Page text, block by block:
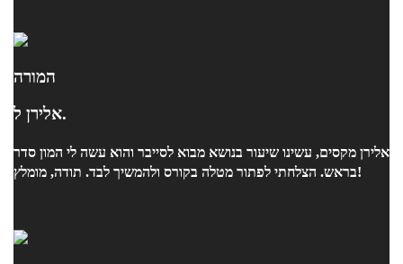
המורה
אלירן ל.
אלירן מקסים, עשינו שיעור בנושא מבוא לסייבר והוא עשה לי המון סדר
בראש. הצלחתי לפתור מטלה בקורס ולהמשיך לבד. תודה, מומלץ!